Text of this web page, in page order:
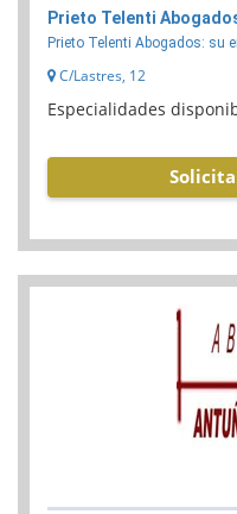
Prieto Telenti
Prieto Telenti Abogados: su
C/Lastres, 12
Especialidades